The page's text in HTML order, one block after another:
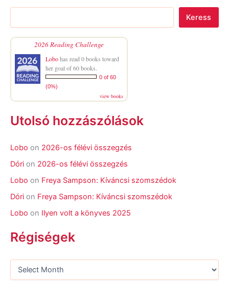
Keress
2026 Reading Challenge
Lobohas read 0 books toward
her goal of 60 books.
0 of 60
(0%)
view books
Utolsó hozzászólások
Lobo on 2026-os félévi összegzés
Dóri on 2026-os félévi összegzés
Lobo on Freya Sampson: Kíváncsi szomszédok
Dóri on Freya Sampson: Kíváncsi szomszédok
Lobo on Ilyen volt a könyves 2025
Régiségek